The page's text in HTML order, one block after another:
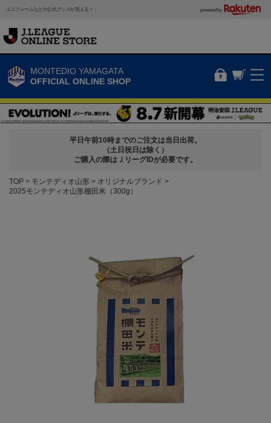
ユニフォームなどの公式グッズが買える！ powered by
MONTEDIO YAMAGATA
OFFICIAL ONLINE SHOP
平日午前10時までのご注文は当日出荷。
（土日祝日は除く）
ご購入の際はＪリーグIDが必要です。
TOP モンテディオ山形
オリジナルブランド
2025モンテディオ山形棚田米（300g）